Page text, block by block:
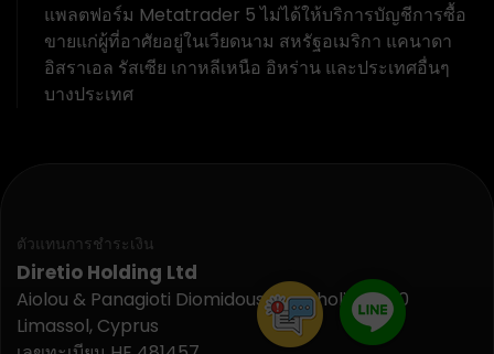
แพลตฟอร์ม Metatrader 5 ไม่ได้ให้บริการบัญชีการซื้อ
ขายแก่ผู้ที่อาศัยอยู่ในเวียดนาม สหรัฐอเมริกา แคนาดา
อิสราเอล รัสเซีย เกาหลีเหนือ อิหร่าน และประเทศอื่นๆ
บางประเทศ
ตัวแทนการชำระเงิน
Diretio Holding Ltd
Aiolou & Panagioti Diomidous 9, Katholiki, 3020
Limassol, Cyprus